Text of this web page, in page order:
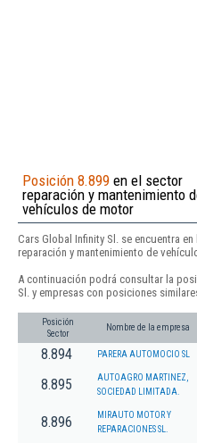
Posición 8.899 en el sector
reparación y mantenimiento
vehículos de motor
Cars Global Infinity Sl. se encuentra
reparación y mantenimiento de
A continuación podrá consultar la
Sl. y empresas con posiciones
Posición
Sector
Nombre de la empresa
8.894 PARERA AUTOMOCIO SL
8.895
AUTOAGRO MARTINEZ,
SOCIEDAD LIMITADA.
8.896
MIRAUTO MOTOR Y
REPARACIONES SL.